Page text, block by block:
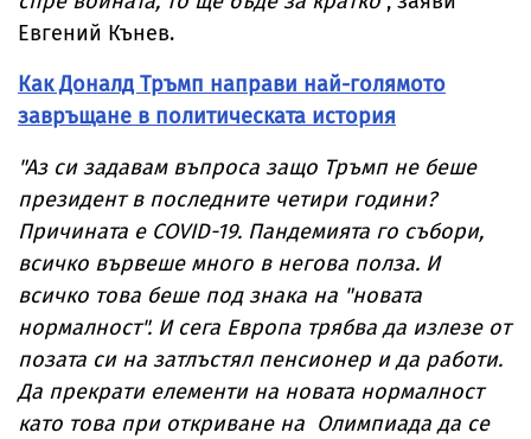
Евгений Кънев.
Как Доналд Тръмп направи най-голямото
завръщане в политическата история
"Аз си задавам въпроса защо Тръмп не беше
президент в последните четири години?
Причината е COVID-19. Пандемията го събори,
всичко вървеше много в негова полза. И
всичко това беше под знака на "новата
нормалност". И сега Европа трябва да излезе от
позата си на затлъстял пенсионер и да работи.
Да прекрати елементи на новата нормалност
като това при откриване на Олимпиада да се